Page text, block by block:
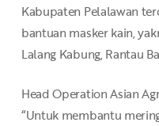
Kabupaten Pelalawan
bantuan masker kain,
Lalang Kabung, Rantau
Head Operation Asian
“Untuk membantu